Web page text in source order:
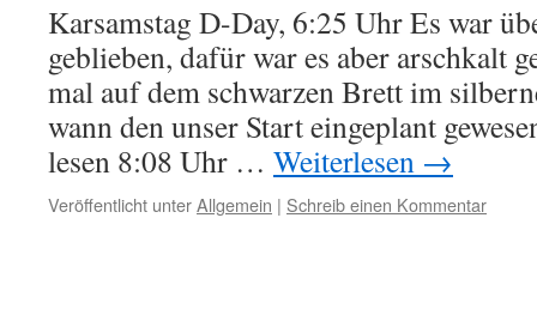
Karsamstag D-Day, 6:25 Uhr Es war
geblieben, dafür war es aber arschkalt
mal auf dem schwarzen Brett im
wann den unser Start eingeplant
lesen 8:08 Uhr … Weiterlesen →
Veröffentlicht unterAllgemein | Schreib einen Kommentar